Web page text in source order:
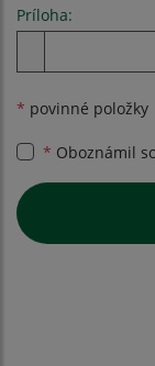
Príloha:
* povinné položky
* Oboznámil
Google